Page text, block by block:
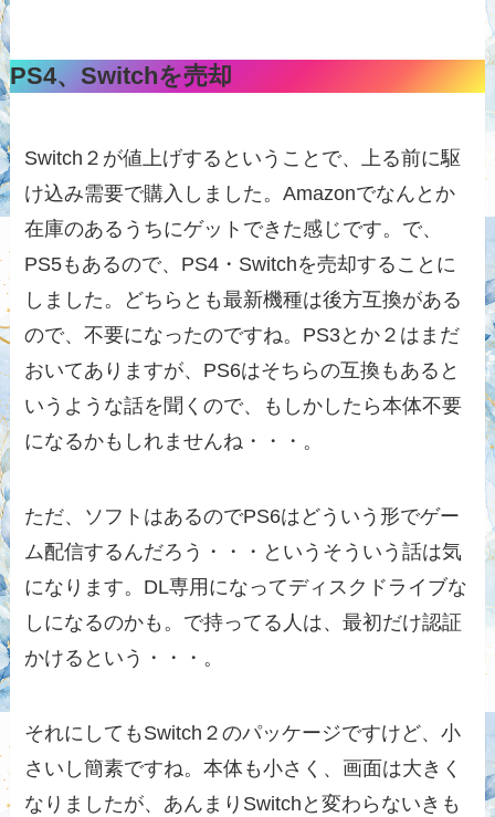
PS4、Switchを売却
Switch２が値上げするということで、上る前に駆
け込み需要で購入しました。Amazonでなんとか
在庫のあるうちにゲットできた感じです。で、
PS5もあるので、PS4・Switchを売却することに
しました。どちらとも最新機種は後方互換がある
ので、不要になったのですね。PS3とか２はまだ
おいてありますが、PS6はそちらの互換もあると
いうような話を聞くので、もしかしたら本体不要
になるかもしれませんね・・・。
ただ、ソフトはあるのでPS6はどういう形でゲー
ム配信するんだろう・・・というそういう話は気
になります。DL専用になってディスクドライブな
しになるのかも。で持ってる人は、最初だけ認証
かけるという・・・。
それにしてもSwitch２のパッケージですけど、小
さいし簡素ですね。本体も小さく、画面は大きく
なりましたが、あんまりSwitchと変わらないきも